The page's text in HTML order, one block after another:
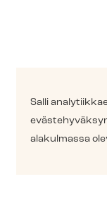
Salli
alakulmassa